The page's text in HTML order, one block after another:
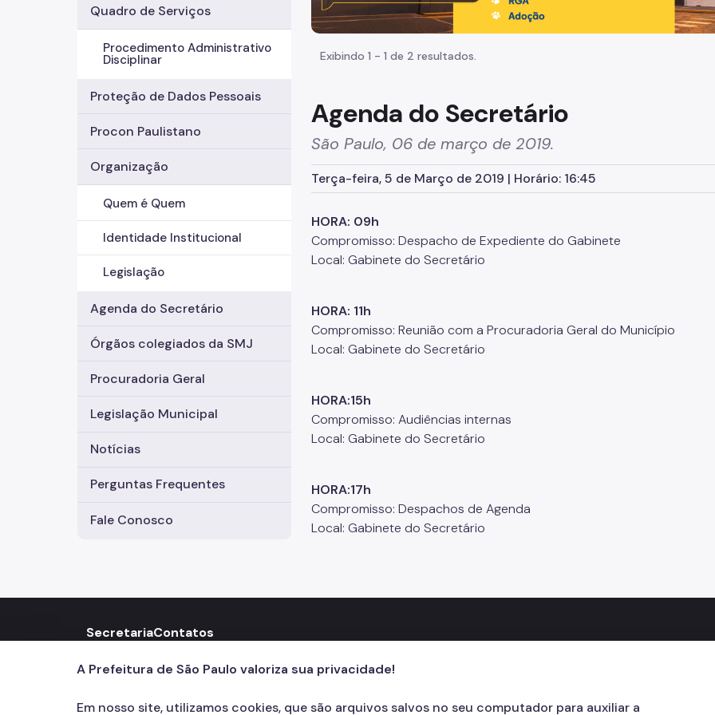
Quadro de Serviços
Procedimento Administrativo
Disciplinar
Proteção de Dados Pessoais
Procon Paulistano
Organização
Quem é Quem
Identidade Institucional
Legislação
Agenda do Secretário
Órgãos colegiados da SMJ
Procuradoria Geral
Legislação Municipal
Notícias
Perguntas Frequentes
Fale Conosco
Exibindo 1 - 1 de 2 resultados.
Agenda do Secretário
São Paulo, 06 de março de 2019.
Terça-feira, 5 de Março de 2019 | Horário: 16:45
HORA: 09h
Compromisso: Despacho de Expediente do Gabinete
Local: Gabinete do Secretário
HORA: 11h
Compromisso: Reunião com a Procuradoria Geral do Município
Local: Gabinete do Secretário
HORA:15h
Compromisso: Audiências internas
Local: Gabinete do Secretário
HORA:17h
Compromisso: Despachos de Agenda
Local: Gabinete do Secretário
SecretariaContatos
A Prefeitura de São Paulo valoriza sua privacidade!
Em nosso site, utilizamos cookies, que são arquivos salvos no seu computador para auxiliar a